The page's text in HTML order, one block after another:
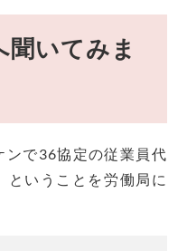
聞いてみま
ンで36協定の従業員代
ということを労働局に